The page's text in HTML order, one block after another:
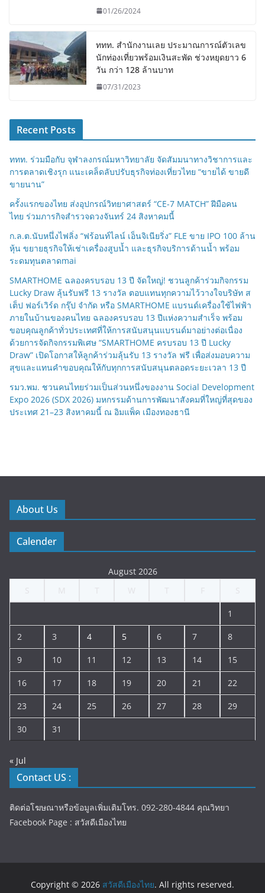
01/26/2024
ททท. สำนักงานเลย ประมาณการณ์ตัวเลข
นักท่องเที่ยวพร้อมเงินสะพัด ช่วงหยุดยาว 6
วัน กว่า 128 ล้านบาท
07/31/2023
Recent Posts
ททท. ร่วมมือกับ จุฬาลงกรณ์มหาวิทยาลัย จัดสัมมนาทางวิชาการและ
การตลาดเชิงรุก แนะเคล็ดลับปรับธุรกิจท่องเที่ยวไทย “ขายได้ ขายดี
ขายนาน”
ครั้งแรกของไทย ส่งอุปกรณ์วิทยาศาสตร์ “CE-7 MATCH” ฝีมือคน
ไทย ร่วมภารกิจสำรวจดวงจันทร์ 24 สิงหาคมนี้
ก.ล.ต.นับหนึ่งไฟลิ่ง “ฟร้อนท์ไลน์ เอ็นจิเนียริ่ง” FLE ขาย IPO 100 ล้าน
หุ้น ขยายธุรกิจให้เช่าเครื่องสูบน้ำ และธุรกิจบริการด้านน้ำ พร้อม
ระดมทุนตลาดmai
SMARTHOME ฉลองครบรอบ 13 ปี จัดใหญ่! ชวนลูกค้าร่วมกิจกรรม
Lucky Draw ลุ้นรับฟรี 13 รางวัล ตอบแทนทุกความไว้วางใจบริษัท ส
เต็ป ฟอร์เวิร์ด กรุ๊ป จำกัด หรือ SMARTHOME แบรนด์เครื่องใช้ไฟฟ้า
ภายในบ้านของคนไทย ฉลองครบรอบ 13 ปีแห่งความสำเร็จ พร้อม
ขอบคุณลูกค้าทั่วประเทศที่ให้การสนับสนุนแบรนด์มาอย่างต่อเนื่อง
ด้วยการจัดกิจกรรมพิเศษ “SMARTHOME ครบรอบ 13 ปี Lucky
Draw” เปิดโอกาสให้ลูกค้าร่วมลุ้นรับ 13 รางวัล ฟรี เพื่อส่งมอบความ
สุขและแทนคำขอบคุณให้กับทุกการสนับสนุนตลอดระยะเวลา 13 ปี
รมว.พม. ชวนคนไทยร่วมเป็นส่วนหนึ่งของงาน Social Development
Expo 2026 (SDX 2026) มหกรรมด้านการพัฒนาสังคมที่ใหญ่ที่สุดของ
ประเทศ 21–23 สิงหาคมนี้ ณ อิมแพ็ค เมืองทองธานี
About Us
Calender
August 2026
1
2 3 4 5 6 7 8
9 10 11 12 13 14 15
16 17 18 19 20 21 22
23 24 25 26 27 28 29
30 31
« Jul
Contact US :
ติดต่อโฆษณาหรือข้อมูลเพิ่มเติมโทร. 092-280-4844 คุณวิทยา
Facebook Page : สวัสดีเมืองไทย
Copyright © 2026 สวัสดีเมืองไทย. All rights reserved.